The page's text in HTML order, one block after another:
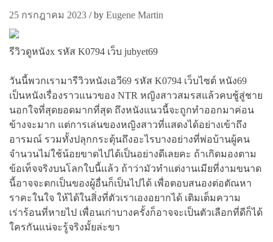
25 กรกฎาคม 2023 / by Eugene Martin
รีวิวดูหนังx รหัส K0794 เว็บ jubyet69
วันนี้พวกเรามารีวิวหนังเอวี69 รหัส K0794 เว็บไซต์ หนัง69
เป็นหนังเรื่องราวแนวของ NTR หญิงสาวสมรสแล้วคบชู้สู่ชาย
นอกใจที่สุดยอดมากที่สุด ถึงหนังแนวนี้จะถูกทำออกมาค่อน
ข้างจะมาก แต่การเล่นของหญิงสาวที่แสดงได้อย่างเข้าถึง
อารมณ์ รวมทั้งปลุกกระตุ้นถึงอะไรบางอย่างที่พ่อบ้านผู้คน
จำนวนไม่ใช้น้อยขาดไปได้เป็นอย่างดีเลยคะ ถ้าเกิดมองตาม
ข้อเท็จจริงบนโลกใบนี้แล้ว ถ้าว่ามัวทำแต่งานเมียที่งามขนาด
นี้อาจจะตกเป็นของผู้อื่นก็เป็นไปได้ เพื่อตอบสนองต่อตัณหา
ราคะในใจ ให้ได้ในสิ่งที่ตัวเราเองอยากได้ เติมเต็มความ
เร่าร้อนที่หายไป เพื่อนเก่าบางครั้งก็อาจจะเป็นตัวเลือกที่ดีก็ได้
ใครกันแน่จะรู้จริงมั้ยล่ะขา